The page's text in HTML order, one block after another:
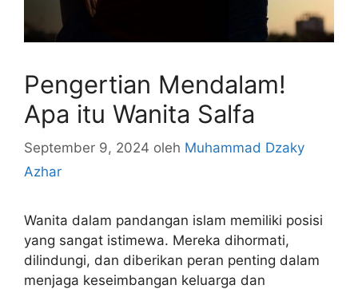
Pengertian Mendalam!
Apa itu Wanita Salfa
September 9, 2024 oleh Muhammad Dzaky
Azhar
Wanita dalam pandangan islam memiliki posisi
yang sangat istimewa. Mereka dihormati,
dilindungi, dan diberikan peran penting dalam
menjaga keseimbangan keluarga dan